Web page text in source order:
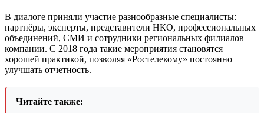
В диалоге приняли участие разнообразные специалисты:
партнёры, эксперты, представители НКО, профессиональных
объединений, СМИ и сотрудники региональных филиалов
компании. С 2018 года такие мероприятия становятся
хорошей практикой, позволяя «Ростелекому» постоянно
улучшать отчетность.
Читайте также: